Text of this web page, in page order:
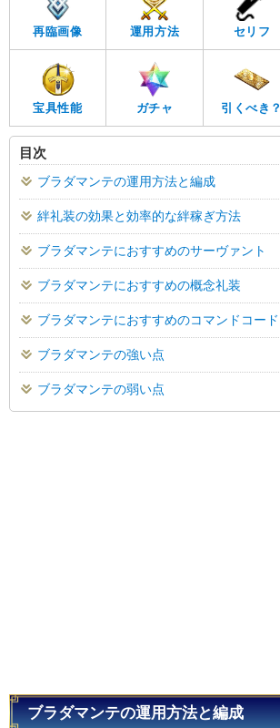
再臨画像 運用方法 セリフ
宝具性能 ガチャ 引くべき？
目次
ブラダマンテの運用方法と編成
絆礼装の効果と効率的な絆稼ぎ方法
ブラダマンテにおすすめのサーヴァント
ブラダマンテにおすすめの概念礼装
ブラダマンテにおすすめのコマンドコード
ブラダマンテの強い点
ブラダマンテの弱い点
ブラダマンテの運用方法と編成